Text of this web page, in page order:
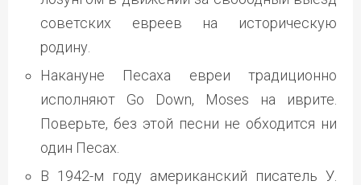
советских евреев на историческую
родину.
Накануне Песаха евреи традиционно
исполняют Go Down, Moses на иврите.
Поверьте, без этой песни не обходится ни
один Песах.
В 1942-м году американский писатель У.